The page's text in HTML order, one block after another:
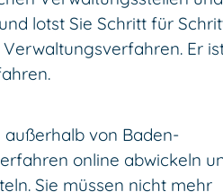
lotst Sie Schritt für
Er
außerhalb von Baden-
online abwickeln
Sie müssen nicht mehr